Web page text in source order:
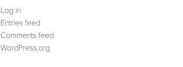
Log in
Entries feed
Comments feed
WordPress.org